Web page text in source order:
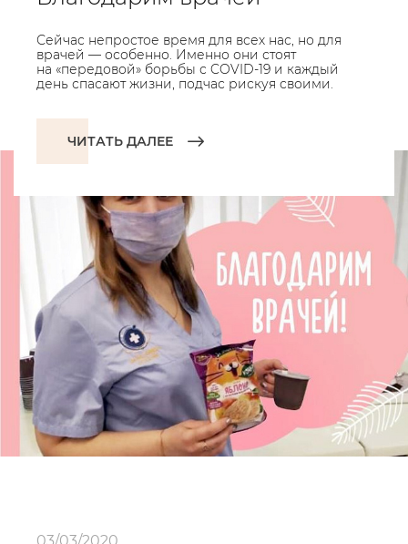
Сейчас непростое время для всех нас, но для
врачей — особенно. Именно они стоят
на «передовой» борьбы с COVID-19 и каждый
день спасают жизни, подчас рискуя своими.
ЧИТАТЬ ДАЛЕЕ